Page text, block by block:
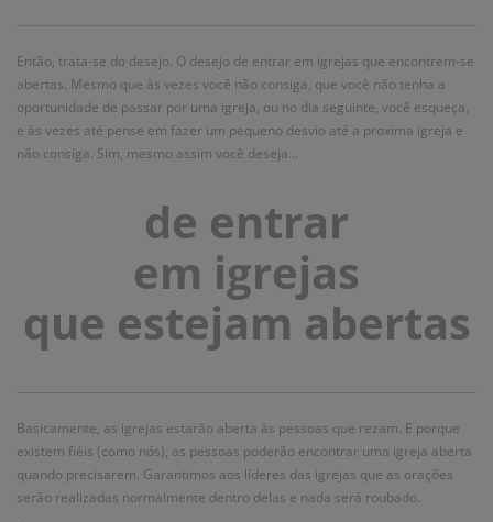
Então, trata-se do desejo. O desejo de entrar em igrejas que encontrem-se
abertas. Mesmo que às vezes você não consiga, que você não tenha a
oportunidade de passar por uma igreja, ou no dia seguinte, você esqueça,
e às vezes até pense em fazer um pequeno desvio até a proxima igreja e
não consiga. Sim, mesmo assim você deseja...
de entrar
em igrejas
que estejam abertas
Basicamente, as igrejas estarão aberta às pessoas que rezam. E porque
existem fiéis (como nós), as pessoas poderão encontrar uma igreja aberta
quando precisarem. Garantimos aos líderes das igrejas que as orações
serão realizadas normalmente dentro delas e nada será roubado.